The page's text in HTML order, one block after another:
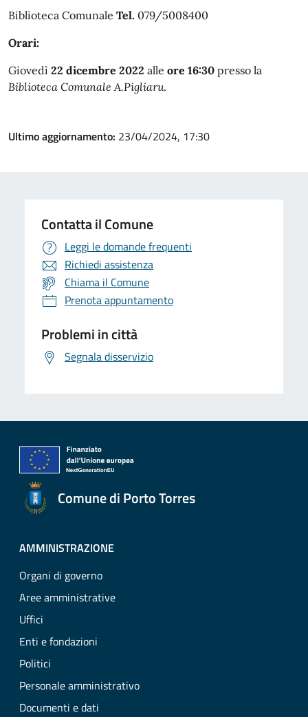
Biblioteca Comunale Tel. 079/5008400
Orari:
Giovedì 22 dicembre 2022 alle ore 16:30 presso la
Biblioteca Comunale A.Pigliaru.
Ultimo aggiornamento: 23/04/2024, 17:30
Contatta il Comune
Leggi le domande frequenti
Richiedi assistenza
Chiama il Comune
Prenota appuntamento
Problemi in città
Segnala disservizio
Comune di Porto Torres
AMMINISTRAZIONE
Organi di governo
Aree amministrative
Uffici
Enti e fondazioni
Politici
Personale amministrativo
Documenti e dati